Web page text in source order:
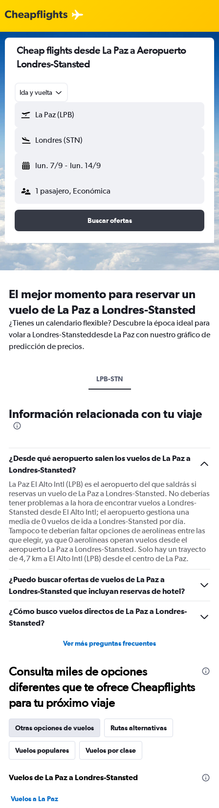
Cheap flights desde La Paz a Aeropuerto
Londres-Stansted
Ida y vuelta
La Paz (LPB)
Londres (STN)
lun. 7/9 - lun. 14/9
1 pasajero, Económica
Buscar ofertas
El mejor momento para reservar un
vuelo de La Paz a Londres-Stansted
¿Tienes un calendario flexible? Descubre la época ideal para
volar a Londres-Stansteddesde La Paz con nuestro gráfico de
predicción de precios.
LPB-STN
Información relacionada con tu viaje
¿Desde qué aeropuerto salen los vuelos de La Paz a
Londres-Stansted?
La Paz El Alto Intl (LPB) es el aeropuerto del que saldrás si
reservas un vuelo de La Paz a Londres-Stansted. No deberías
tener problemas a la hora de encontrar vuelos a Londres-
Stansted desde El Alto Intl; el aeropuerto gestiona una
media de 0 vuelos de ida a Londres-Stansted por día.
Tampoco te deberían faltar opciones de aerolíneas entre las
que elegir, ya que 0 aerolíneas operan vuelos desde el
aeropuerto La Paz a Londres-Stansted. Solo hay un trayecto
de 4,7 km a El Alto Intl (LPB) desde el centro de La Paz.
¿Puedo buscar ofertas de vuelos de La Paz a
Londres-Stansted que incluyan reservas de hotel?
¿Cómo busco vuelos directos de La Paz a Londres-
Stansted?
Ver más preguntas frecuentes
Consulta miles de opciones
diferentes que te ofrece Cheapflights
para tu próximo viaje
Otras opciones de vuelos Rutas alternativas
Vuelos populares Vuelos por clase
Vuelos de La Paz a Londres-Stansted
Vuelos a La Paz